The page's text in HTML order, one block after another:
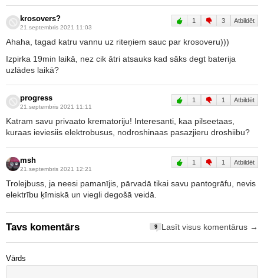
krosovers?
21.septembris 2021 11:03
1 3 Atbildēt
Ahaha, tagad katru vannu uz riteņiem sauc par krosoveru)))
Izpirka 19min laikā, nez cik ātri atsauks kad sāks degt baterija
uzlādes laikā?
progress
21.septembris 2021 11:11
1 1 Atbildēt
Katram savu privaato krematoriju! Interesanti, kaa pilseetaas,
kuraas ieviesiis elektrobusus, nodroshinaas pasazjieru droshiibu?
msh
21.septembris 2021 12:21
1 1 Atbildēt
Trolejbuss, ja neesi pamanījis, pārvadā tikai savu pantogrāfu, nevis
elektrību ķīmiskā un viegli degošā veidā.
Tavs komentārs 9 Lasīt visus komentārus →
Vārds